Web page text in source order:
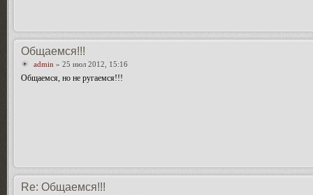
Общаемся!!!
admin » 25 июл 2012, 15:16
Общаемся, но не ругаемся!!!
Re: Общаемся!!!